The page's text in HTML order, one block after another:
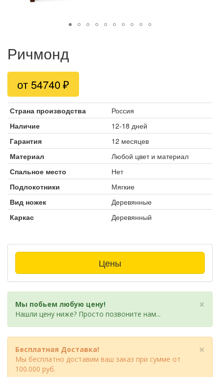
Ричмонд
от 54740
Страна производства
Россия
Наличие
12-18 дней
Гарантия
12 месяцев
Материал
Любой цвет и материал
Спальное место
Нет
Подлокотники
Мягкие
Вид ножек
Деревянные
Каркас
Деревянный
Цены
×
Мы побьем любую цену!
Нашли цену ниже? Просто позвоните нам...
×
Бесплатная Доставка!
Мы бесплатно доставим ваш заказ при сумме от
100.000 руб.